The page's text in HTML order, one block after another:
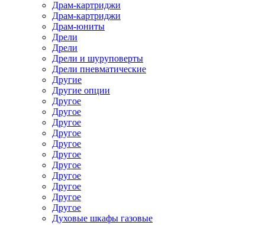
Драм-картриджи
Драм-картриджи
Драм-юниты
Дрели
Дрели
Дрели и шуруповерты
Дрели пневматические
Другие
Другие опции
Другое
Другое
Другое
Другое
Другое
Другое
Другое
Другое
Другое
Другое
Другое
Духовые шкафы газовые